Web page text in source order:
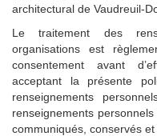
architectural de Vaudreuil-
Le traitement des
organisations est
consentement avant
acceptant la présente
renseignements
renseignements
communiqués, conservés